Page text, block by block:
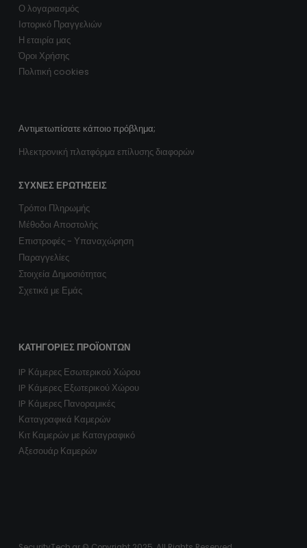
Ο λογαριασμός
Ιστορικό Πραγγελιών
Η εταιρία μας
Όροι Χρήσης
Πολιτική cookies
Αντιμετωπίσατε κάποιο πρόβλημα;
Ηλεκτρονική πλατφόρμα επίλυσης διαφορών
ΣΥΧΝΈΣ ΕΡΩΤΉΣΕΙΣ
Τρόποι Πληρωμής
Μέθοδοι Αποστολής
Επιστροφές - Υπαναχώρηση
Παραγγελίες
Στοιχεία Δημοσιότητας
Σχετικά με Εμάς
ΚΑΤΗΓΟΡΊΕΣ ΠΡΟΪΌΝΤΩΝ
IP Κάμερες Εσωτερικού Χώρου
IP Κάμερες Εξωτερικού Χώρου
IP Κάμερες Πανοραμικές
Καταγραφικά Καμερών
Κιτ Καμερών με Καταγραφικό
Αξεσουάρ Καμερών